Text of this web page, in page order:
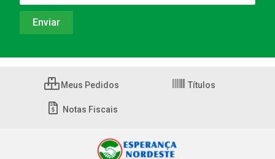
Meus Pedidos Títulos
Notas Fiscais